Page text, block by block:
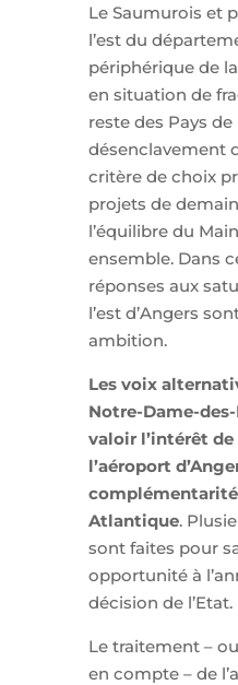
Le Saumurois et
l’est du
périphérique de
en situation de
reste des Pays de
désenclavement
critère de choix
projets de
l’équilibre du
ensemble. Dans
réponses aux
l’est d’Angers
ambition.
Les voix
Notre-Dame-
valoir l’intérêt
l’aéroport
Atlantique.
sont faites pour
opportunité à
décision de l’Etat.
Le traitement –
en compte – de